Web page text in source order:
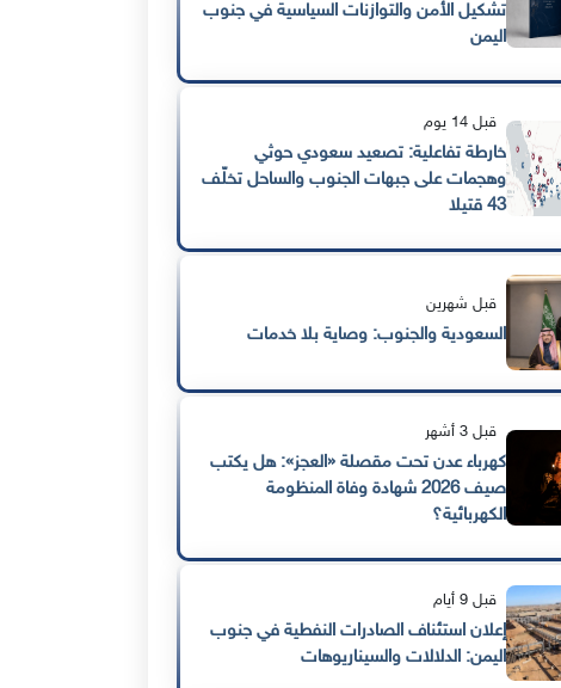
تشكيل الأمن والتوازنات السياسية في جنوب
اليمن
قبل 14 يوم
خارطة تفاعلية: تصعيد سعودي حوثي
وهجمات على جبهات الجنوب والساحل تخلّف
43 قتيلا
قبل شهرين
السعودية والجنوب: وصاية بلا خدمات
قبل 3 أشهر
كهرباء عدن تحت مقصلة «العجز»: هل يكتب
صيف 2026 شهادة وفاة المنظومة
الكهربائية؟
قبل 9 أيام
إعلان استئناف الصادرات النفطية في جنوب
اليمن: الدلالات والسيناريوهات